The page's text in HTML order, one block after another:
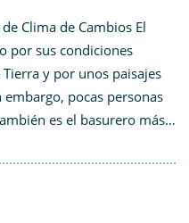
Clima de Cambios El
por sus condiciones
y por unos paisajes
pocas personas
es el basurero más…